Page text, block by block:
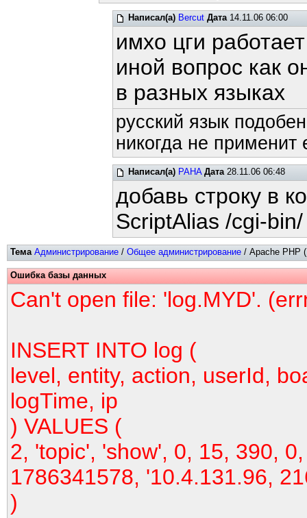
Написал(а) Bercut Дата14.11.06 06:00
имхо цги
иной вопрос как
в разных языках
русский язык
никогда не применит
Написал(а) PAHA Дата28.11.06 06:48
добавь строку в
ScriptAlias /cgi-
Тема Администрирование / Общее администрирование / Apache PHP
Ошибка базы данных
Can't open file: 'log.MYD'.
INSERT INTO log (
level, entity, action, userId,
logTime, ip
) VALUES (
2, 'topic', 'show', 0, 15, 390,
1786341578, '10.4.131.96,
)